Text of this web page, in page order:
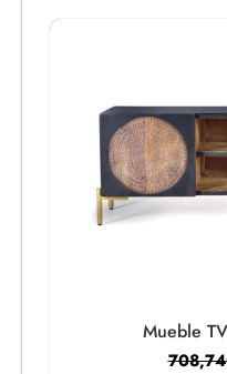
Mueble
708,74